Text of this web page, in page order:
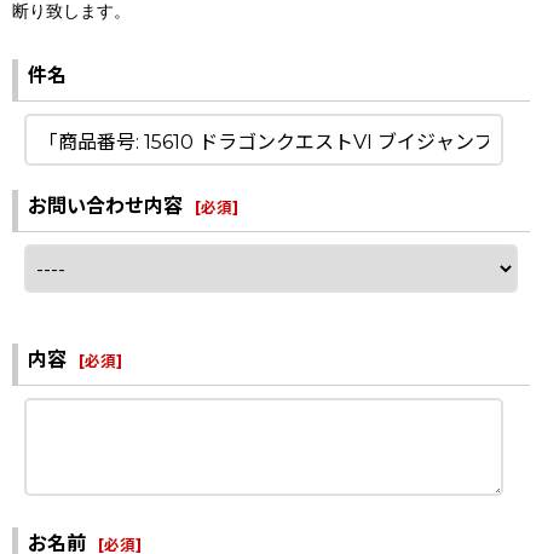
断り致します。
件名
お問い合わせ内容 [必須]
内容 [必須]
お名前 [必須]